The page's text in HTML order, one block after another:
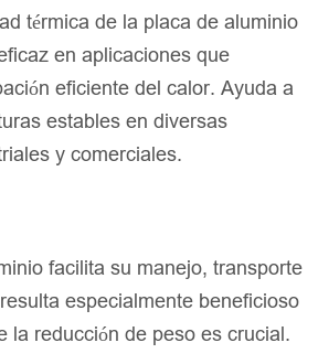
térmica de la placa de aluminio
en aplicaciones que
eficiente del calor. Ayuda a
estables en diversas
y comerciales.
facilita su manejo, transporte
especialmente beneficioso
la reducción de peso es crucial.